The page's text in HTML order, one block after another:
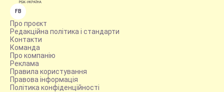
FB
Про проєкт
Редакційна політика і стандарти
Контакти
Команда
Про компанію
Реклама
Правила користування
Правова інформація
Політика конфіденційності